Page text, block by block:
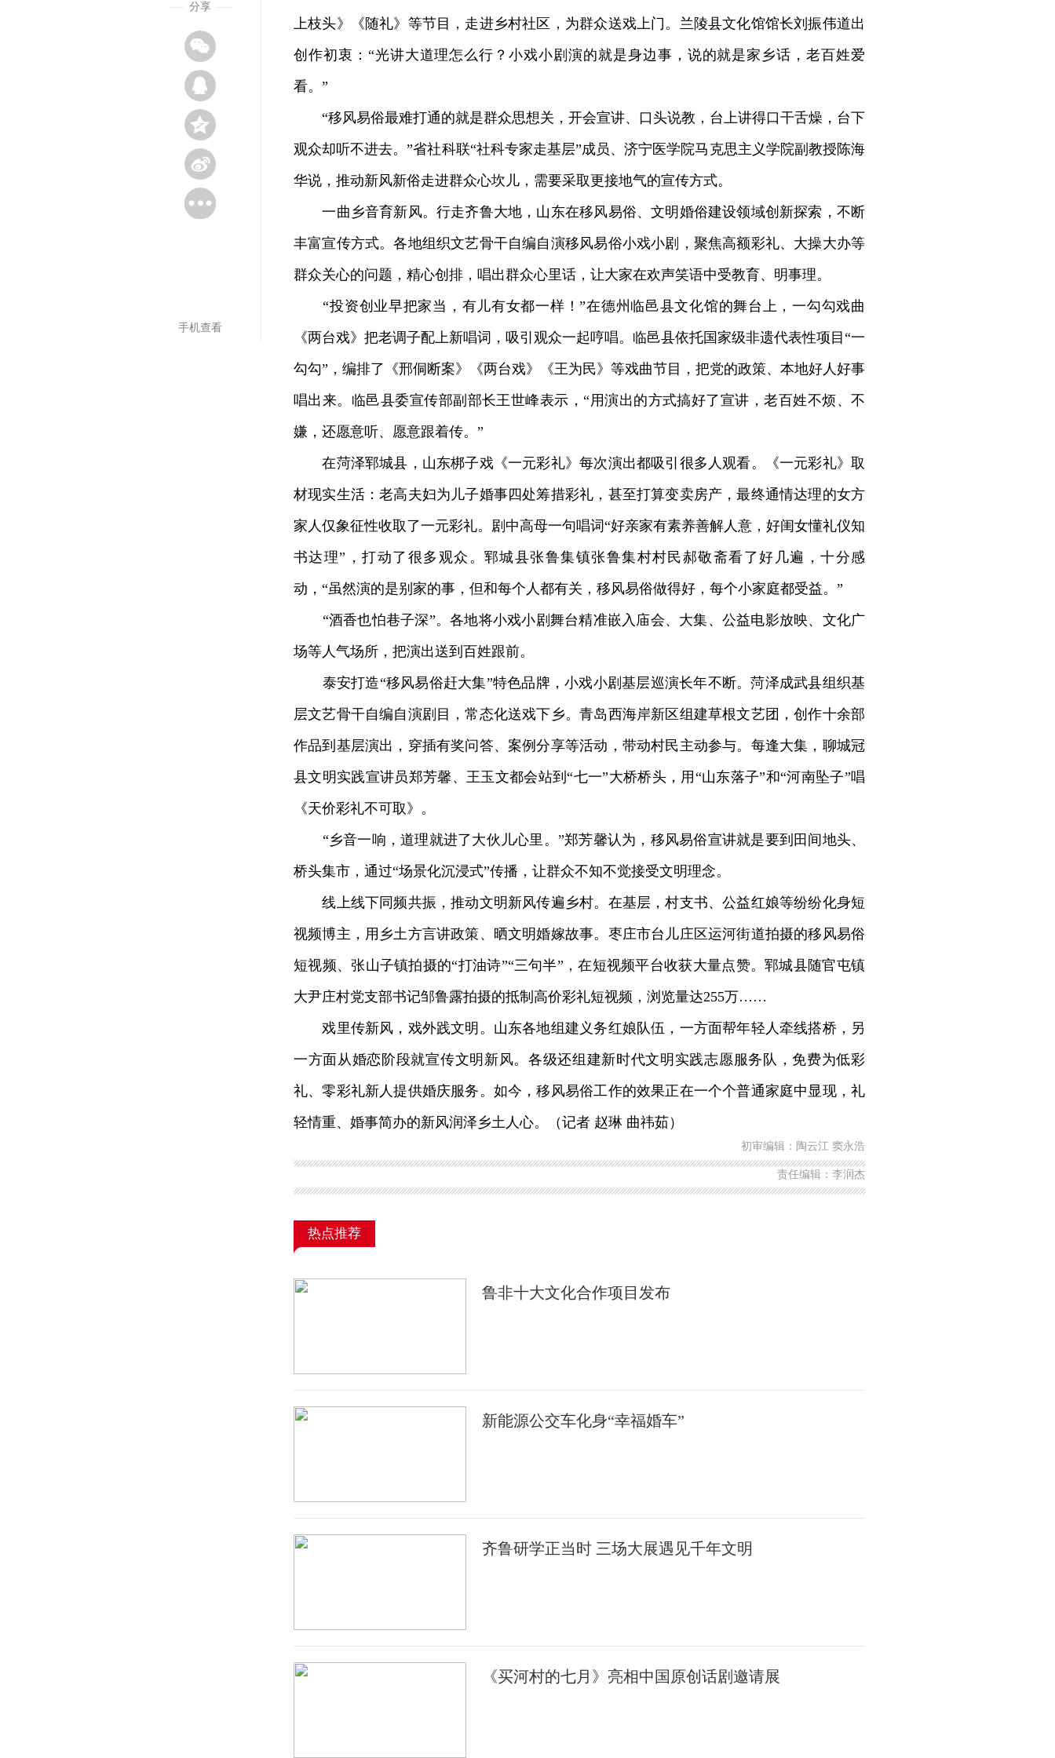
分享
手机查看
上枝头》《随礼》等节目，走进乡村社区，为群众送戏上门。兰陵县文化馆馆长刘振伟道出
创作初衷：“光讲大道理怎么行？小戏小剧演的就是身边事，说的就是家乡话，老百姓爱
看。”
“移风易俗最难打通的就是群众思想关，开会宣讲、口头说教，台上讲得口干舌燥，台下
观众却听不进去。”省社科联“社科专家走基层”成员、济宁医学院马克思主义学院副教授陈海
华说，推动新风新俗走进群众心坎儿，需要采取更接地气的宣传方式。
一曲乡音育新风。行走齐鲁大地，山东在移风易俗、文明婚俗建设领域创新探索，不断
丰富宣传方式。各地组织文艺骨干自编自演移风易俗小戏小剧，聚焦高额彩礼、大操大办等
群众关心的问题，精心创排，唱出群众心里话，让大家在欢声笑语中受教育、明事理。
“投资创业早把家当，有儿有女都一样！”在德州临邑县文化馆的舞台上，一勾勾戏曲
《两台戏》把老调子配上新唱词，吸引观众一起哼唱。临邑县依托国家级非遗代表性项目“一
勾勾”，编排了《邢侗断案》《两台戏》《王为民》等戏曲节目，把党的政策、本地好人好事
唱出来。临邑县委宣传部副部长王世峰表示，“用演出的方式搞好了宣讲，老百姓不烦、不
嫌，还愿意听、愿意跟着传。”
在菏泽郓城县，山东梆子戏《一元彩礼》每次演出都吸引很多人观看。《一元彩礼》取
材现实生活：老高夫妇为儿子婚事四处筹措彩礼，甚至打算变卖房产，最终通情达理的女方
家人仅象征性收取了一元彩礼。剧中高母一句唱词“好亲家有素养善解人意，好闺女懂礼仪知
书达理”，打动了很多观众。郓城县张鲁集镇张鲁集村村民郝敬斋看了好几遍，十分感
动，“虽然演的是别家的事，但和每个人都有关，移风易俗做得好，每个小家庭都受益。”
“酒香也怕巷子深”。各地将小戏小剧舞台精准嵌入庙会、大集、公益电影放映、文化广
场等人气场所，把演出送到百姓跟前。
泰安打造“移风易俗赶大集”特色品牌，小戏小剧基层巡演长年不断。菏泽成武县组织基
层文艺骨干自编自演剧目，常态化送戏下乡。青岛西海岸新区组建草根文艺团，创作十余部
作品到基层演出，穿插有奖问答、案例分享等活动，带动村民主动参与。每逢大集，聊城冠
县文明实践宣讲员郑芳馨、王玉文都会站到“七一”大桥桥头，用“山东落子”和“河南坠子”唱
《天价彩礼不可取》。
“乡音一响，道理就进了大伙儿心里。”郑芳馨认为，移风易俗宣讲就是要到田间地头、
桥头集市，通过“场景化沉浸式”传播，让群众不知不觉接受文明理念。
线上线下同频共振，推动文明新风传遍乡村。在基层，村支书、公益红娘等纷纷化身短
视频博主，用乡土方言讲政策、晒文明婚嫁故事。枣庄市台儿庄区运河街道拍摄的移风易俗
短视频、张山子镇拍摄的“打油诗”“三句半”，在短视频平台收获大量点赞。郓城县随官屯镇
大尹庄村党支部书记邹鲁露拍摄的抵制高价彩礼短视频，浏览量达255万……
戏里传新风，戏外践文明。山东各地组建义务红娘队伍，一方面帮年轻人牵线搭桥，另
一方面从婚恋阶段就宣传文明新风。各级还组建新时代文明实践志愿服务队，免费为低彩
礼、零彩礼新人提供婚庆服务。如今，移风易俗工作的效果正在一个个普通家庭中显现，礼
轻情重、婚事简办的新风润泽乡土人心。（记者 赵琳 曲祎茹）
初审编辑：陶云江 窦永浩
责任编辑：李润杰
热点推荐
鲁非十大文化合作项目发布
新能源公交车化身“幸福婚车”
齐鲁研学正当时 三场大展遇见千年文明
《买河村的七月》亮相中国原创话剧邀请展